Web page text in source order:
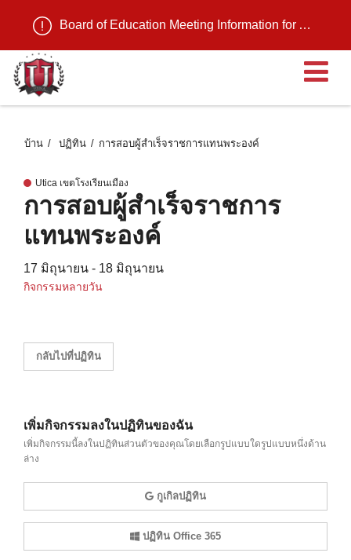
Board of Education Meeting Information for August 11, 2026
เ
บ้าน ปฏิทิน การสอบผู้สําเร็จราชการแทนพระองค์
Utica เขตโรงเรียนเมือง
การสอบผู้สําเร็จราชการ
แทนพระองค์
17 มิถุนายน - 18 มิถุนายน
กิจกรรมหลายวัน
กลับไปที่ปฏิทิน
เพิ่มกิจกรรมลงในปฏิทินของฉัน
เพิ่มกิจกรรมนี้ลงในปฏิทินส่วนตัวของคุณโดยเลือกรูปแบบใดรูปแบบหนึ่งด้าน
ล่าง
กูเกิลปฏิทิน
ปฏิทิน Office 365